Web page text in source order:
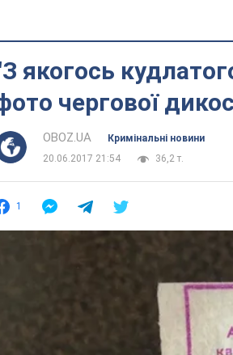
якогось
чергової
OBOZ.UA
Кримінальні новини
20.06.2017 21:54
36,2 т.
1